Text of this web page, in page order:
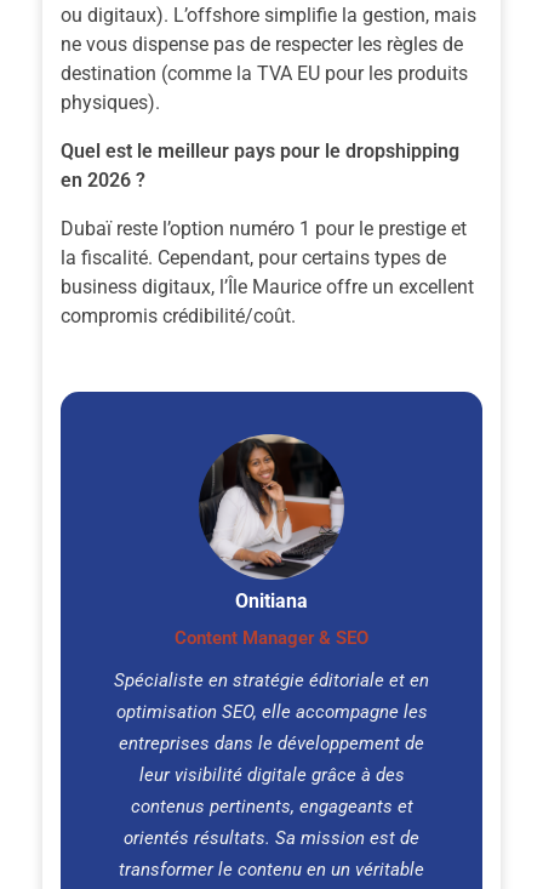
ou digitaux). L’offshore simplifie la gestion, mais
ne vous dispense pas de respecter les règles de
destination (comme la TVA EU pour les produits
physiques).
Quel est le meilleur pays pour le dropshipping
en 2026 ?
Dubaï reste l’option numéro 1 pour le prestige et
la fiscalité. Cependant, pour certains types de
business digitaux, l’Île Maurice offre un excellent
compromis crédibilité/coût.
Onitiana
Content Manager & SEO
Spécialiste en stratégie éditoriale et en
optimisation SEO, elle accompagne les
entreprises dans le développement de
leur visibilité digitale grâce à des
contenus pertinents, engageants et
orientés résultats. Sa mission est de
transformer le contenu en un véritable